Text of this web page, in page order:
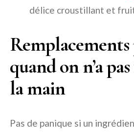
délice croustillant et
Remplacements
quand on n’a
la main
Pas de panique si un